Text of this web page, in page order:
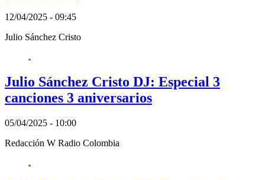
12/04/2025 - 09:45
Julio Sánchez Cristo
Julio Sánchez Cristo DJ: Especial 3
canciones 3 aniversarios
05/04/2025 - 10:00
Redacción W Radio Colombia